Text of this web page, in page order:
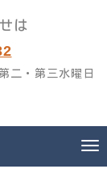
は
・第三水曜日